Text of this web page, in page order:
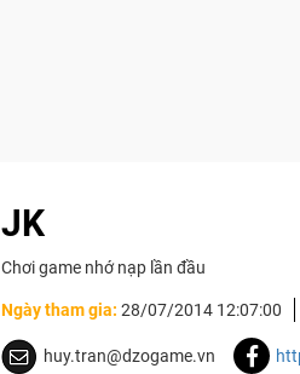
JK
Chơi game nhớ nạp lần đầu
Ngày tham gia:28/07/2014 12:07:00
huy.tran@dzogame.vn